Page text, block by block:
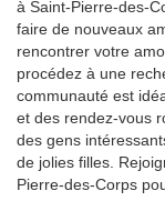
à Saint-Pierre-des-
faire de nouveaux
rencontrer votre
procédez à une
communauté est
et des rendez-vous
des gens
de jolies filles.
Pierre-des-Corps